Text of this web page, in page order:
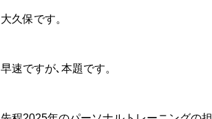
大久保です。
早速ですが､本題です。